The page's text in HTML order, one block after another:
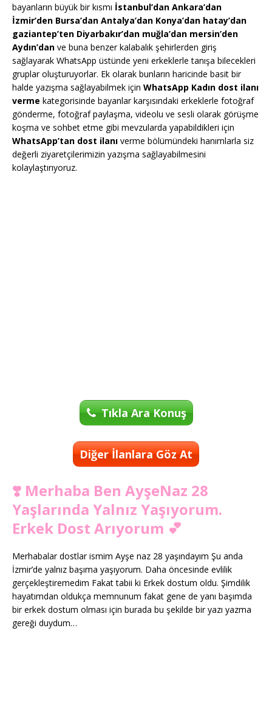
bayanların büyük bir kısmı İstanbul’dan Ankara’dan
İzmir’den Bursa’dan Antalya’dan Konya’dan hatay’dan
gaziantep’ten Diyarbakır’dan muğla’dan mersin’den
Aydın’dan ve buna benzer kalabalık şehirlerden giriş
sağlayarak WhatsApp üstünde yeni erkeklerle tanışa bilecekleri
gruplar oluşturuyorlar. Ek olarak bunların haricinde basit bir
halde yazışma sağlayabilmek için WhatsApp Kadın dost ilanı
verme kategorisinde bayanlar karşısındaki erkeklerle fotoğraf
gönderme, fotoğraf paylaşma, videolu ve sesli olarak görüşme
koşma ve sohbet etme gibi mevzularda yapabildikleri için
WhatsApp’tan dost ilanı verme bölümündeki hanımlarla siz
değerli ziyaretçilerimizin yazışma sağlayabilmesini
kolaylaştırıyoruz.
Tıkla Ara Konuş
Diğer İlanlara Göz At
❣️ Merhaba Ben AyşeNaz 28
Yaşlarında Yalnız Yaşıyorum.
Erkek Dost Arıyorum 💕
Merhabalar dostlar ismim Ayşe naz 28 yaşındayım Şu anda
İzmir’de yalnız başıma yaşıyorum. Daha öncesinde evlilik
gerçekleştiremedim Fakat tabii ki Erkek dostum oldu. Şimdilik
hayatımdan oldukça memnunum fakat gene de yanı başımda
bir erkek dostum olması için burada bu şekilde bir yazı yazma
gereği duydum…